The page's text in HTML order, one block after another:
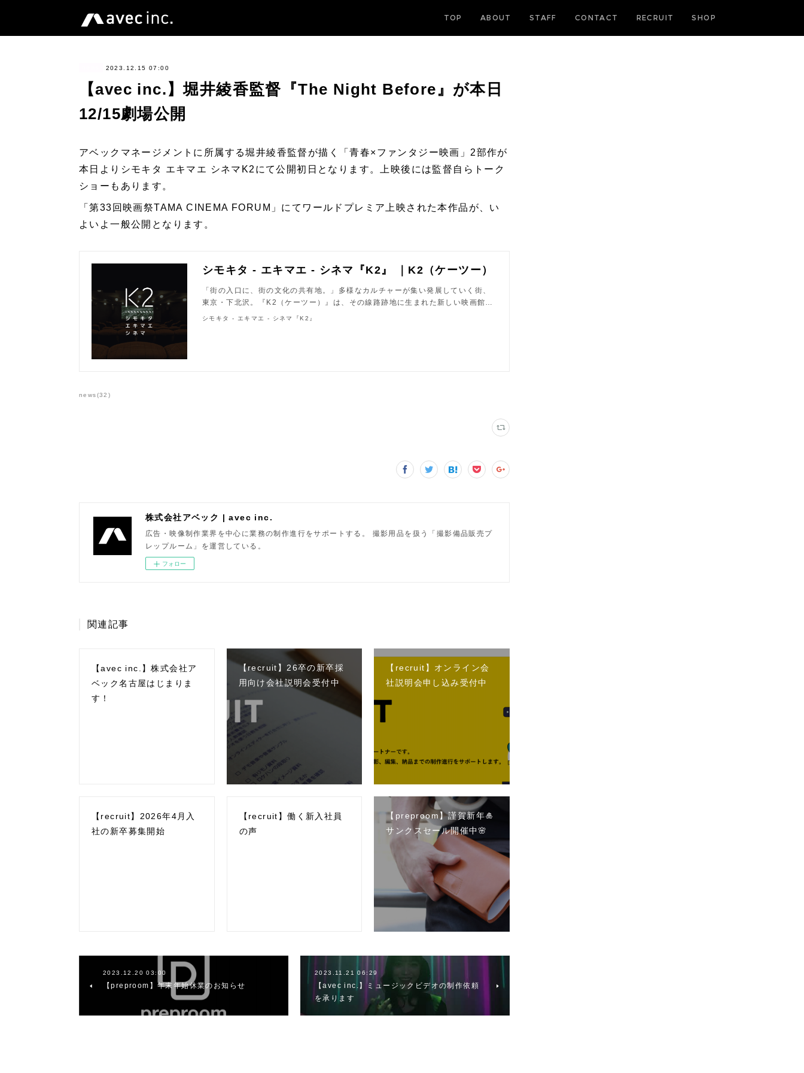
TOP ABOUT STAFF CONTACT RECRUIT SHOP
2023.12.15 07:00
【avec inc.】堀井綾香監督『The Night Before』が本日
12/15劇場公開
アベックマネージメントに所属する堀井綾香監督が描く「青春×ファンタジー映画」2部作が
本日よりシモキタ エキマエ シネマK2にて公開初日となります。上映後には監督自らトーク
ショーもあります。
「第33回映画祭TAMA CINEMA FORUM」にてワールドプレミア上映された本作品が、い
よいよ一般公開となります。
シモキタ - エキマエ - シネマ『K2』 ｜K2（ケーツー）
「街の入口に、街の文化の共有地。」多様なカルチャーが集い発展していく街、
東京・下北沢。『K2（ケーツー）』は、その線路跡地に生まれた新しい映画館…
シモキタ - エキマエ - シネマ『K2』
news(32 )
株式会社アベック | avec inc.
広告・映像制作業界を中心に業務の制作進行をサポートする。 撮影用品を扱う「撮影備品販売プ
レップルーム」を運営している。
フォロー
関連記事
【avec inc.】株式会社ア
ベック名古屋はじまりま
す！
【recruit】26卒の新卒採
用向け会社説明会受付中
【recruit】オンライン会
社説明会申し込み受付中
【recruit】2026年4月入
社の新卒募集開始
【recruit】働く新入社員
の声
【preproom】謹賀新年🎍
サンクスセール開催中🌸
2023.12.20 03:00
【preproom】年末年始休業のお知らせ
2023.11.21 06:29
【avec inc.】ミュージックビデオの制作依頼
を承ります